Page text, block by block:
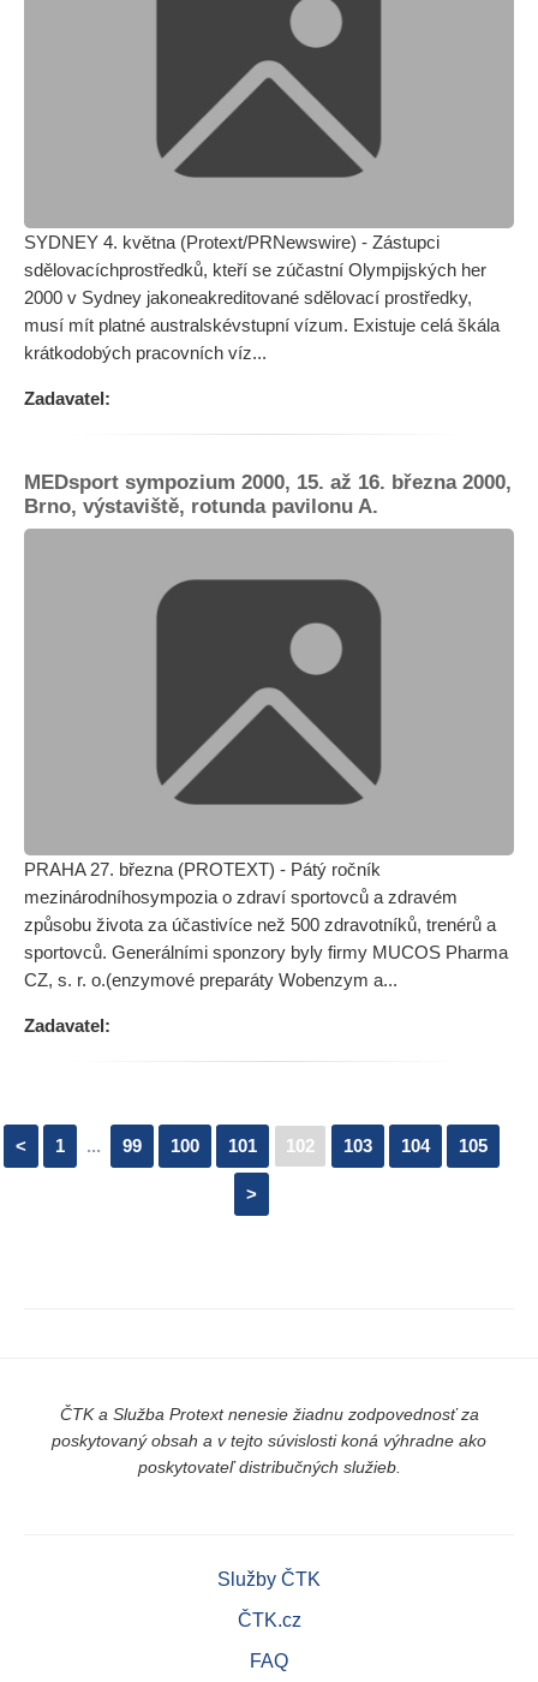
SYDNEY 4. května (Protext/PRNewswire) - Zástupci
sdělovacíchprostředků, kteří se zúčastní Olympijských her
2000 v Sydney jakoneakreditované sdělovací prostředky,
musí mít platné australskévstupní vízum. Existuje celá škála
krátkodobých pracovních víz...
Zadavatel:
MEDsport sympozium 2000, 15. až 16. března 2000,
Brno, výstaviště, rotunda pavilonu A.
PRAHA 27. března (PROTEXT) - Pátý ročník
mezinárodníhosympozia o zdraví sportovců a zdravém
způsobu života za účastivíce než 500 zdravotníků, trenérů a
sportovců. Generálními sponzory byly firmy MUCOS Pharma
CZ, s. r. o.(enzymové preparáty Wobenzym a...
Zadavatel:
< 1 ... 99 100 101 102 103 104 105
>
ČTK a Služba Protext nenesie žiadnu zodpovednosť za
poskytovaný obsah a v tejto súvislosti koná výhradne ako
poskytovateľ distribučných služieb.
Služby ČTK
ČTK.cz
FAQ